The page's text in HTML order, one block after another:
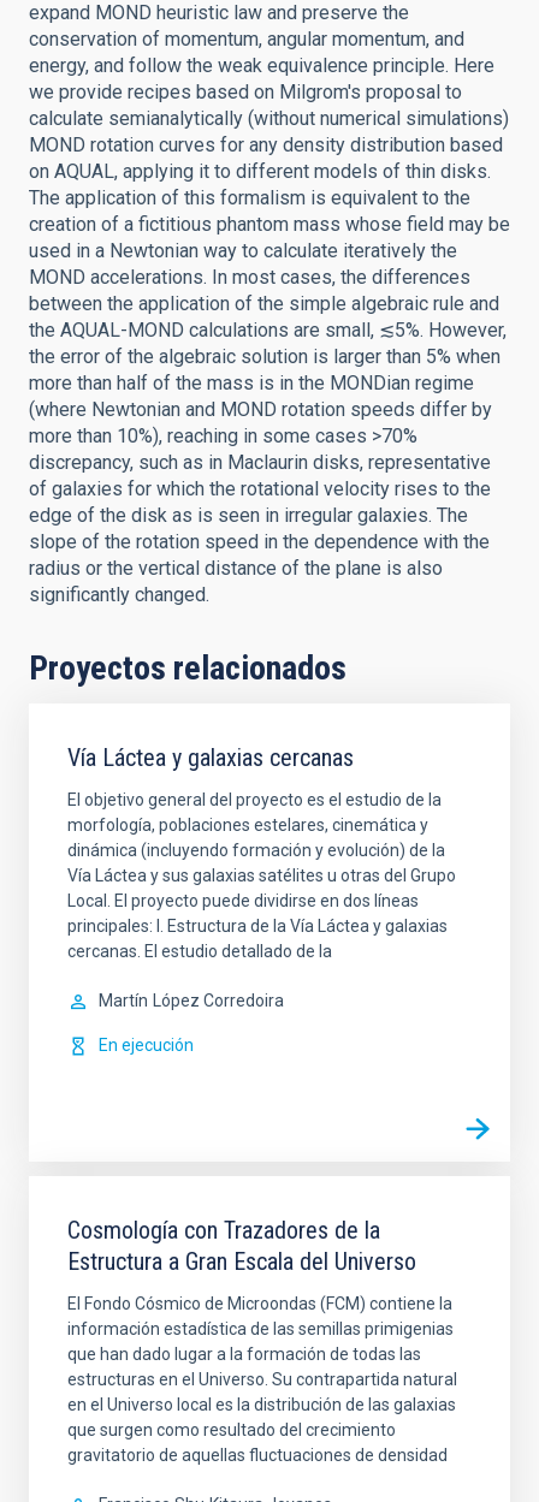
expand MOND heuristic law and preserve the
conservation of momentum, angular momentum, and
energy, and follow the weak equivalence principle. Here
we provide recipes based on Milgrom's proposal to
calculate semianalytically (without numerical simulations)
MOND rotation curves for any density distribution based
on AQUAL, applying it to different models of thin disks.
The application of this formalism is equivalent to the
creation of a fictitious phantom mass whose field may be
used in a Newtonian way to calculate iteratively the
MOND accelerations. In most cases, the differences
between the application of the simple algebraic rule and
the AQUAL-MOND calculations are small, ≲5%. However,
the error of the algebraic solution is larger than 5% when
more than half of the mass is in the MONDian regime
(where Newtonian and MOND rotation speeds differ by
more than 10%), reaching in some cases >70%
discrepancy, such as in Maclaurin disks, representative
of galaxies for which the rotational velocity rises to the
edge of the disk as is seen in irregular galaxies. The
slope of the rotation speed in the dependence with the
radius or the vertical distance of the plane is also
significantly changed.
Proyectos relacionados
Vía Láctea y galaxias cercanas
El objetivo general del proyecto es el estudio de la
morfología, poblaciones estelares, cinemática y
dinámica (incluyendo formación y evolución) de la
Vía Láctea y sus galaxias satélites u otras del Grupo
Local. El proyecto puede dividirse en dos líneas
principales: I. Estructura de la Vía Láctea y galaxias
cercanas. El estudio detallado de la
Martín López Corredoira
En ejecución
Cosmología con Trazadores de la
Estructura a Gran Escala del Universo
El Fondo Cósmico de Microondas (FCM) contiene la
información estadística de las semillas primigenias
que han dado lugar a la formación de todas las
estructuras en el Universo. Su contrapartida natural
en el Universo local es la distribución de las galaxias
que surgen como resultado del crecimiento
gravitatorio de aquellas fluctuaciones de densidad